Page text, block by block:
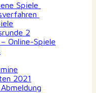
Spiele
2
Online-Spiele
2021